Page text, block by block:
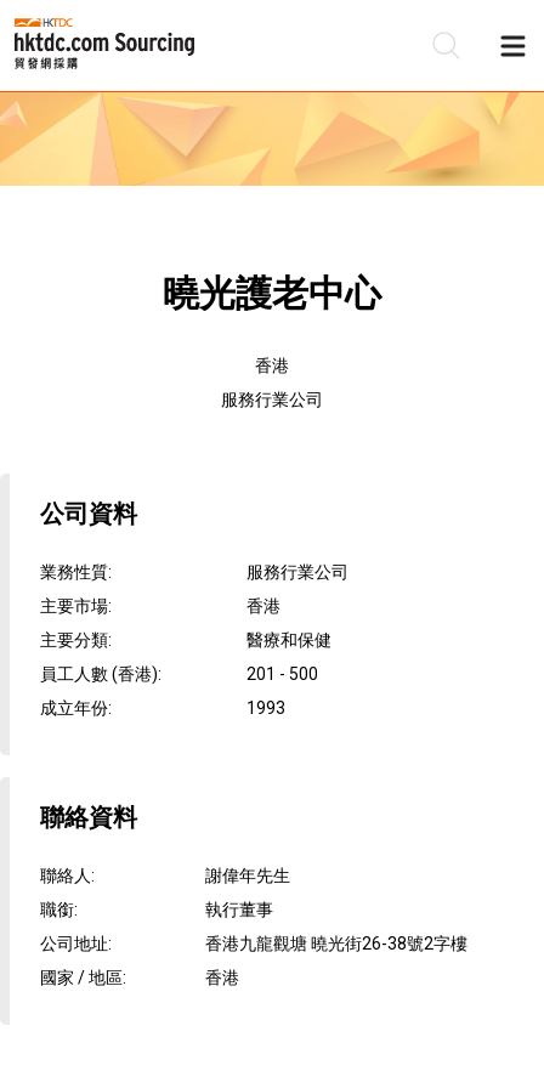
曉光護老中心
香港
服務行業公司
公司資料
業務性質:
服務行業公司
主要市場:
香港
主要分類:
醫療和保健
員工人數 (香港):
201 - 500
成立年份: 1993
聯絡資料
聯絡人:
謝偉年先生
職銜:
執行董事
公司地址:
香港九龍觀塘 曉光街26-38號2字樓
國家 / 地區: 香港